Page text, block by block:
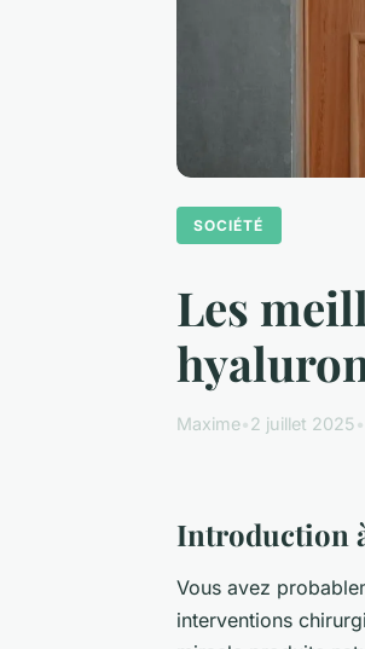
SOCIÉTÉ
Les
Maxime•2 juillet 2025•
Introduction
Vous avez
interventions